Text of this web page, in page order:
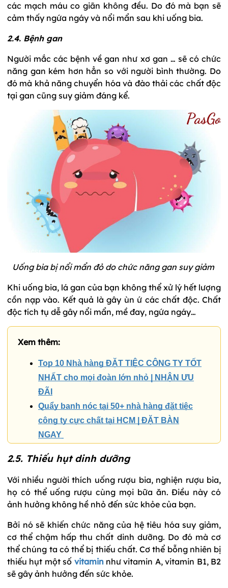
các mạch máu co giãn không đều. Do đó mà bạn sẽ
cảm thấy ngứa ngáy và nổi mẩn sau khi uống bia.
2.4. Bệnh gan
Người mắc các bệnh về gan như xơ gan … sẽ có chức
năng gan kém hơn hẳn so với người bình thường. Do
đó mà khả năng chuyển hóa và đào thải các chất độc
tại gan cũng suy giảm đáng kể.
Uống bia bị nổi mẩn đỏ do chức năng gan suy giảm
Khi uống bia, lá gan của bạn không thể xử lý hết lượng
cồn nạp vào. Kết quả là gây ùn ứ các chất độc. Chất
độc tích tụ dễ gây nổi mẩn, mề đay, ngứa ngáy…
Xem thêm:
Top 10 Nhà hàng ĐẶT TIỆC CÔNG TY TỐT
NHẤT cho mọi đoàn lớn nhỏ | NHẬN ƯU
ĐÃI
Quẩy banh nóc tại 50+ nhà hàng đặt tiệc
công ty cực chất tại HCM | ĐẶT BÀN
NGAY
2.5. Thiếu hụt dinh dưỡng
Với nhiều người thích uống rượu bia, nghiện rượu bia,
họ có thể uống rượu cùng mọi bữa ăn. Điều này có
ảnh hưởng không hề nhỏ đến sức khỏe của bạn.
Bởi nó sẽ khiến chức năng của hệ tiêu hóa suy giảm,
cơ thể chậm hấp thu chất dinh dưỡng. Do đó mà cơ
thể chúng ta có thể bị thiếu chất. Cơ thể bỗng nhiên bị
thiếu hụt một số vitamin như vitamin A, vitamin B1, B2
sẽ gây ảnh hưởng đến sức khỏe.